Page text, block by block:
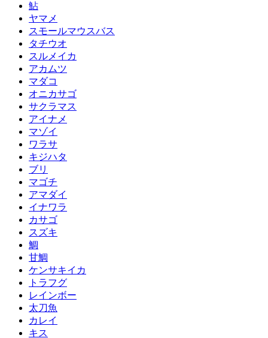
鮎
ヤマメ
スモールマウスバス
タチウオ
スルメイカ
アカムツ
マダコ
オニカサゴ
サクラマス
アイナメ
マゾイ
ワラサ
キジハタ
ブリ
マゴチ
アマダイ
イナワラ
カサゴ
スズキ
鯛
甘鯛
ケンサキイカ
トラフグ
レインボー
太刀魚
カレイ
キス